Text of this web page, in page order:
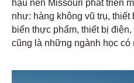
hậu nên Missouri phát triển
như: hàng không vũ trụ,
biến thực phẩm, thiết bị
cũng là những ngành học có